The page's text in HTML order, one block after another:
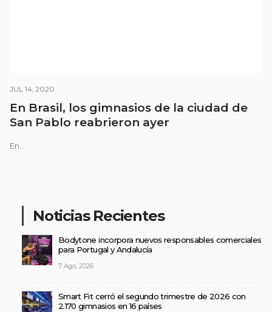
JUL 14, 2020
En Brasil, los gimnasios de la ciudad de
San Pablo reabrieron ayer
En...
Noticias Recientes
Bodytone incorpora nuevos responsables comerciales
para Portugal y Andalucía
7 Ago, 2026
Smart Fit cerró el segundo trimestre de 2026 con
2.170 gimnasios en 16 países